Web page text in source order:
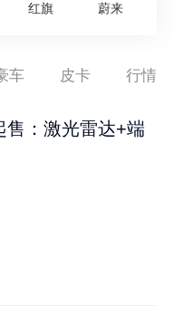
红旗 蔚来
车 皮卡 行情
售：激光雷达+端